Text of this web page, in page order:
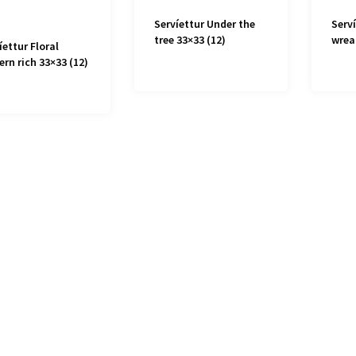
Floral
rich 33×33 (12)
Servíettur Under the
tree 33×33 (12)